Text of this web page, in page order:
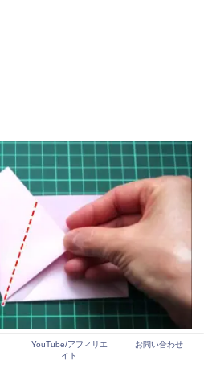
YouTube/アフィリエ
イト
お問い合わせ